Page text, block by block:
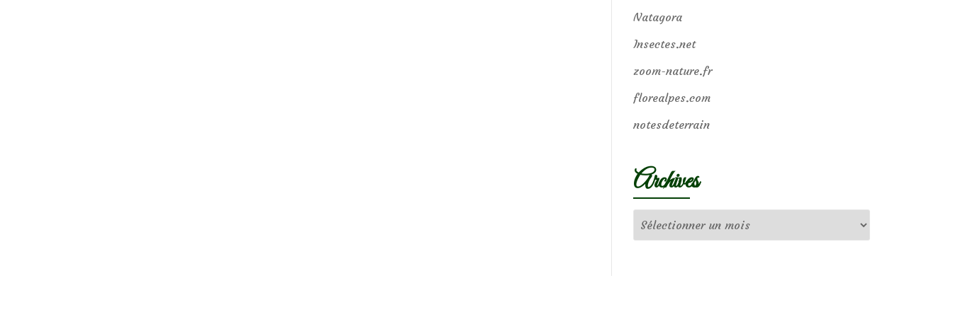
Natagora
Insectes.net
zoom-nature.fr
florealpes.com
notesdeterrain
Archives
Archives